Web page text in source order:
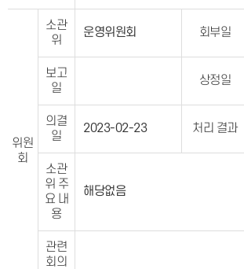
위원
회
소관
위
운영위원회 회부일
보고
일
상정일
의결
일
2023-02-23 처리 결과
소관
위 주
요 내
용
해당없음
관련
회의